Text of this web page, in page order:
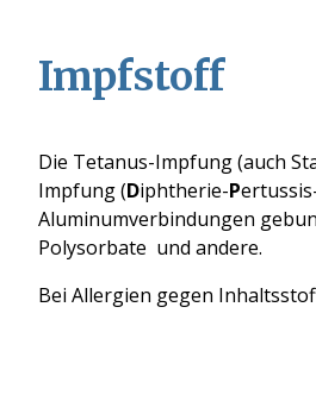
Impfstoff
Die Tetanus-Impfung (auch
Impfung (Diphtherie-P
Aluminumverbindungen
Polysorbate und andere.
Bei Allergien gegen